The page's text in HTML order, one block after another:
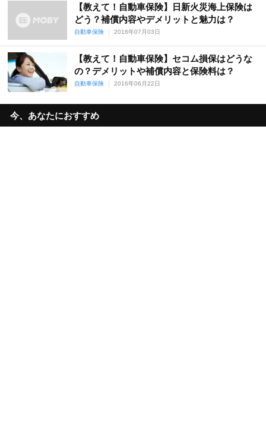
【教えて！自動車保険】日新火災海上保険は
どう？補償内容やデメリットと魅力は？
自動車保険 2016年07月03日
【教えて！自動車保険】セコム損保はどうな
の？デメリットや補償内容と保険料は？
自動車保険 2016年06月22日
今、あなたにおすすめ